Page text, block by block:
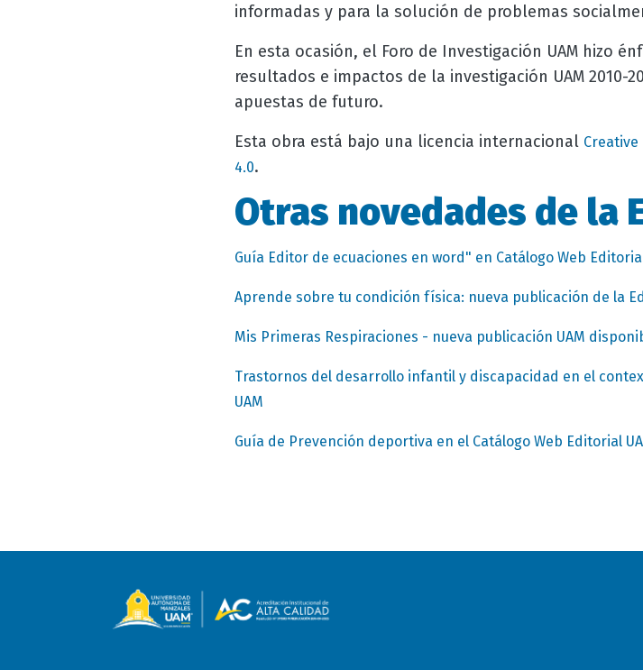
informadas y para la solución de problemas
En esta ocasión, el Foro de Investigación UAM hizo
resultados e impactos de la investigación UAM 2010-
apuestas de futuro.
Esta obra está bajo una licencia internacional
4.0.
Otras novedades de la
Guía Editor de ecuaciones en word" en Catálogo Web
Aprende sobre tu condición física: nueva publicación de la
Mis Primeras Respiraciones - nueva publicación UAM
Trastornos del desarrollo infantil y discapacidad en el
UAM
Guía de Prevención deportiva en el Catálogo Web Editorial